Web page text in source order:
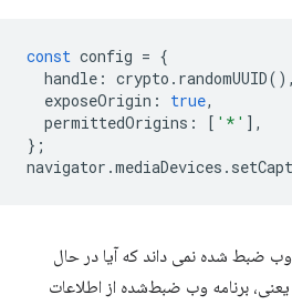
const config = {
handle : crypto . randomUUID(),
exposeOrigin : true,
permittedOrigins : [ '*' ],
};
navigator .mediaDevices .
وب ضبط شده نمی داند که آیا در حال
برنامه وب ضبط‌شده از اطلاعات